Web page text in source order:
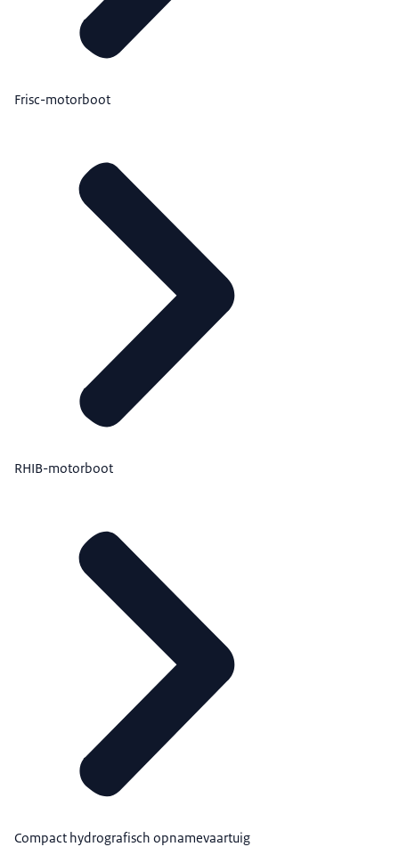
Frisc-motorboot
RHIB-motorboot
Compact hydrografisch opnamevaartuig